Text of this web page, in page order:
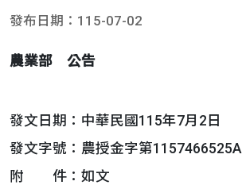
發布日期：115-07-02
農業部 公告
發文日期：中華民國115年7月2日
發文字號：農授金字第
附 件：如文